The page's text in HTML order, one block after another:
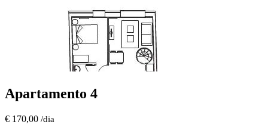
Apartamento 4
€ 170,00 /dia